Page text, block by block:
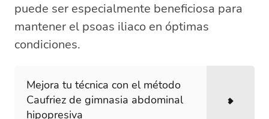
puede ser especialmente beneficiosa para
mantener el psoas iliaco en óptimas
condiciones.
Mejora tu técnica con el método
Caufriez de gimnasia abdominal
hipopresiva